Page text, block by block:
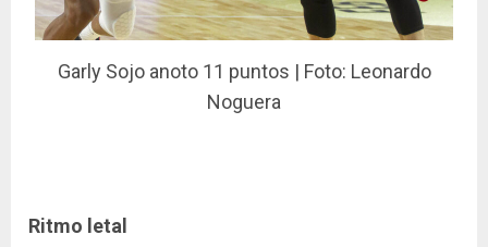
Garly Sojo anoto 11 puntos | Foto: Leonardo
Noguera
Ritmo letal